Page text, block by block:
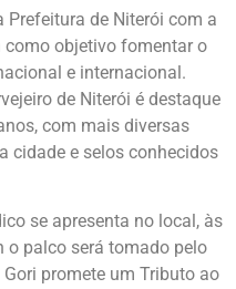
Prefeitura de Niterói com a
como objetivo fomentar o
e internacional.
de Niterói é destaque
com mais diversas
cidade e selos conhecidos
se apresenta no local, às
o palco será tomado pelo
promete um Tributo ao